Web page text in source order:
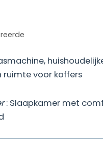
ruimte voor koffers
: Slaapkamer met